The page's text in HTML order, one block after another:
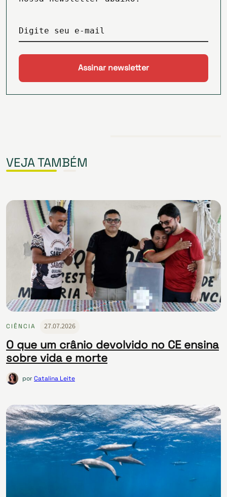
Digite seu e-mail
VEJA TAMBÉM
CIÊNCIA 27.07.2026
O que um crânio devolvido no CE ensina
sobre vida e morte
porCatalina Leite